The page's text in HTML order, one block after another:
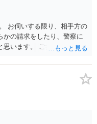
お伺いする限り、相手方の
の請求をしたり、警察に
思います。 ご参考になれば